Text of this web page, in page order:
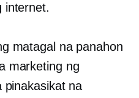
internet.
matagal na panahon
marketing ng
pinakasikat na